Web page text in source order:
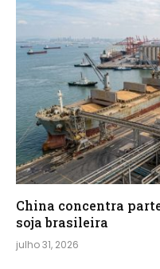
China concentra
soja brasileira
julho 31, 2026